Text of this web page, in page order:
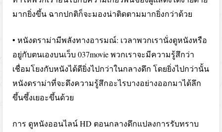
มากยิ่งขึ้น ฉากปกติก็จะมองน่าติดตามมากยิ่งกว่าด้วย
• หนังดราม่ามีพลังทางอารมณ์: เวลาพวกเรานั่งดูหนังหรือ
อยู่กับตนเองบนเว็บ 037movie พวกเราจะมีความรู้สึกว่า
เชื่อมโยงกับหนังได้ดียิ่งไปกว่าในกลางดึก โดยยิ่งไปกว่านั้น
หนังดราม่าที่จะดึงความรู้สึกอะไรบางอย่างออกมาได้ลึก
ขึ้นซึ้งเยอะขึ้นด้วย
การ ดูหนังออนไลน์ HD ตอนกลางดึกแปลงการรับทราบ